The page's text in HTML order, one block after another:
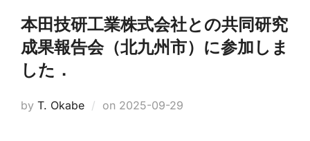
本田技研工業株式会社との共同研究
成果報告会（北九州市）に参加しま
した．
by T. Okabe on Posted
2025-09-29